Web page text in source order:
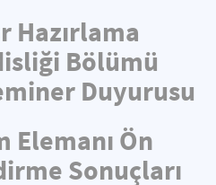
Hazırlama
Bölümü
Duyurusu
Elemanı Ön
Sonuçları